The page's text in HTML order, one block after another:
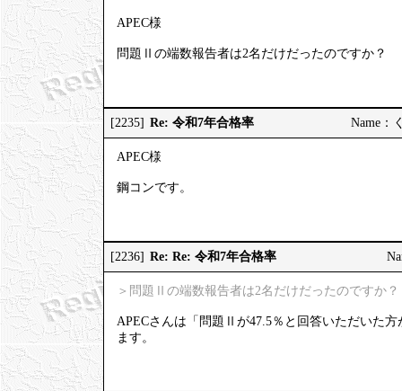
APEC様
問題Ⅱの端数報告者は2名だけだったのですか？
[2235] Re: 令和7年合格率 Name：
APEC様
鋼コンです。
[2236] Re: Re: 令和7年合格率
＞問題Ⅱの端数報告者は2名だけだったのですか？
APECさんは「問題Ⅱが47.5％と回答いただいた
ます。